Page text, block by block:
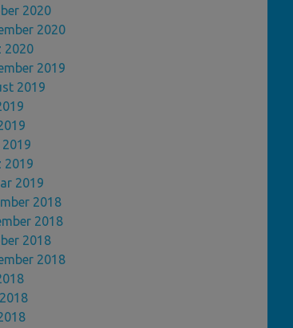
2020
2020
2020
2019
2019
2019
2019
2018
2018
2018
2018